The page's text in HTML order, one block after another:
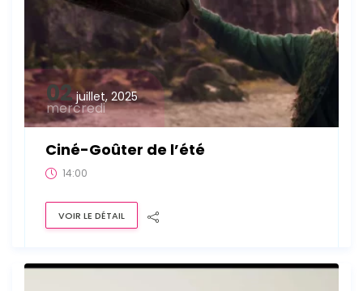
02 juillet, 2025
mercredi
Ciné-Goûter de l’été
14:00
VOIR LE DÉTAIL